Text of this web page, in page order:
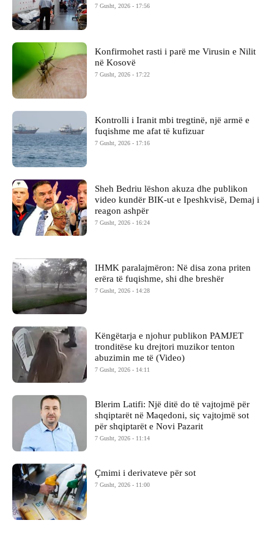
7 Gusht, 2026 - 17:56
Konfirmohet rasti i parë me Virusin e Nilit
në Kosovë
7 Gusht, 2026 - 17:22
Kontrolli i Iranit mbi tregtinë, një armë e
fuqishme me afat të kufizuar
7 Gusht, 2026 - 17:16
Sheh Bedriu lëshon akuza dhe publikon
video kundër BIK-ut e Ipeshkvisë, Demaj i
reagon ashpër
7 Gusht, 2026 - 16:24
IHMK paralajmëron: Në disa zona priten
erëra të fuqishme, shi dhe breshër
7 Gusht, 2026 - 14:28
Këngëtarja e njohur publikon PAMJET
tronditëse ku drejtori muzikor tenton
abuzimin me të (Video)
7 Gusht, 2026 - 14:11
Blerim Latifi: Një ditë do të vajtojmë për
shqiptarët në Maqedoni, siç vajtojmë sot
për shqiptarët e Novi Pazarit
7 Gusht, 2026 - 11:14
Çmimi i derivateve për sot
7 Gusht, 2026 - 11:00